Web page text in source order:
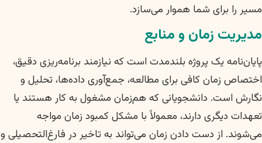
مسیر را برای شما هموار می‌سازد.
مدیریت زمان و منابع
پایان‌نامه یک پروژه بلندمدت است که نیازمند برنامه‌ریزی دقیق،
اختصاص زمان کافی برای مطالعه، جمع‌آوری داده‌ها، تحلیل و
نگارش است. دانشجویانی که هم‌زمان مشغول به کار هستند یا
تعهدات دیگری دارند، معمولاً با مشکل کمبود زمان مواجه
می‌شوند. از دست دادن زمان می‌تواند به تاخیر در فارغ‌التحصیلی و